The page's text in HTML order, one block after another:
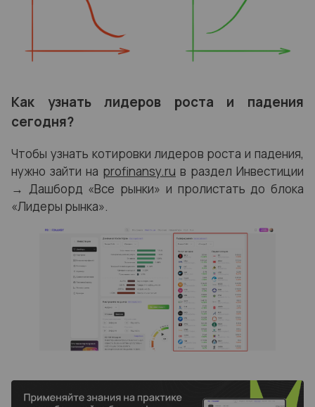
Как узнать лидеров роста и падения
сегодня?
Чтобы узнать котировки лидеров роста и падения,
нужно зайти на profinansy.ru в раздел Инвестиции
→ Дашборд «Все рынки» и пролистать до блока
«Лидеры рынка».